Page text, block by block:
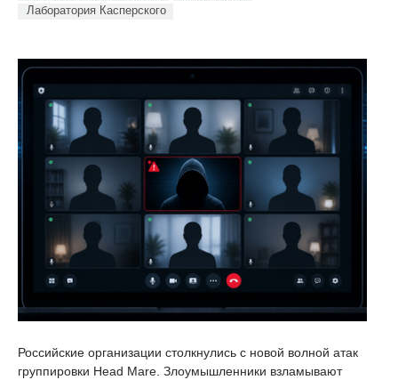
Лаборатория Касперского
Российские организации столкнулись с новой волной атак
группировки Head Mare. Злоумышленники взламывают